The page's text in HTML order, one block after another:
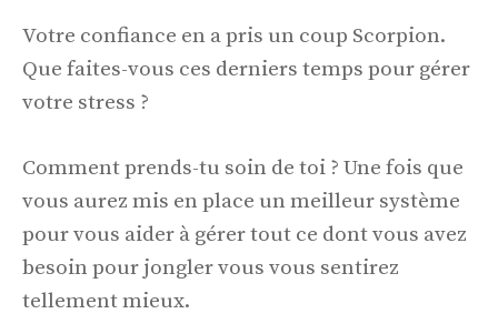
Votre confiance en a pris un coup Scorpion.
Que faites-vous ces derniers temps pour gérer
votre stress ?
Comment prends-tu soin de toi ? Une fois que
vous aurez mis en place un meilleur système
pour vous aider à gérer tout ce dont vous avez
besoin pour jongler vous vous sentirez
tellement mieux.